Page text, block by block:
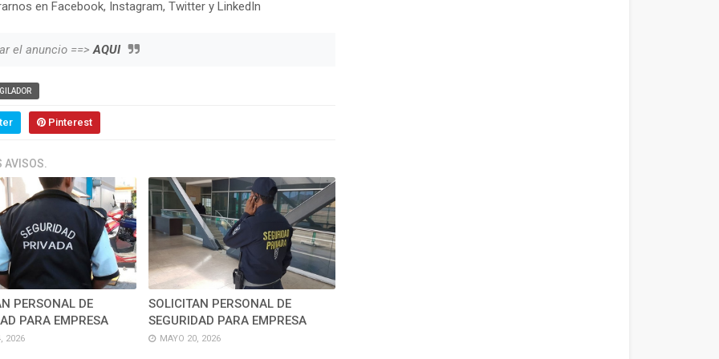
en Facebook, Instagram, Twitter y LinkedIn
el anuncio ==>AQUI
Pinterest
PERSONAL DE
PARA EMPRESA
2026
SOLICITAN PERSONAL DE
SEGURIDAD PARA EMPRESA
MAYO 20, 2026